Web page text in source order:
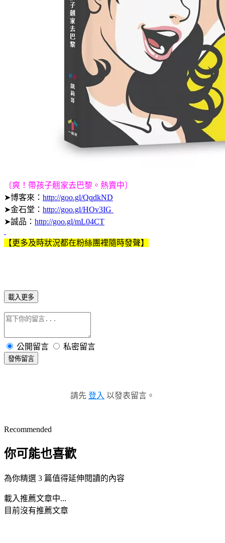
〔爽！帶孩子翹家去巴黎。熱賣中〕
➤博客來： http://goo.gl/QqdkND
➤金石堂： http://goo.gl/HOv3IG
➤誠品： http://goo.gl/mL04CT
【更多及時狀況都在粉絲團裡隨時發聲】
載入更多
公開留言 私密留言
發佈留言
請先 登入 以發表留言。
Recommended
你可能也喜歡
為你精選 3 篇值得延伸閱讀的內容
載入推薦文章中...
目前沒有推薦文章